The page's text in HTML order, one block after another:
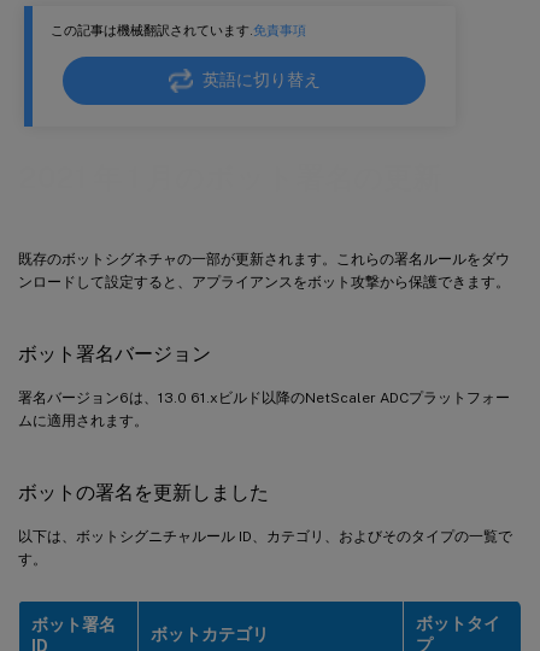
この記事は機械翻訳されています.免責事項
英語に切り替え
既存のボットシグネチャの一部が更新されます。これらの署名ルールをダウ
ンロードして設定すると、アプライアンスをボット攻撃から保護できます。
ボット署名バージョン
署名バージョン6は、13.0 61.xビルド以降のNetScaler ADCプラットフォー
ムに適用されます。
ボットの署名を更新しました
以下は、ボットシグニチャルール ID、カテゴリ、およびそのタイプの一覧で
す。
ボット署名
ID
ボットカテゴリ
ボットタイ
プ